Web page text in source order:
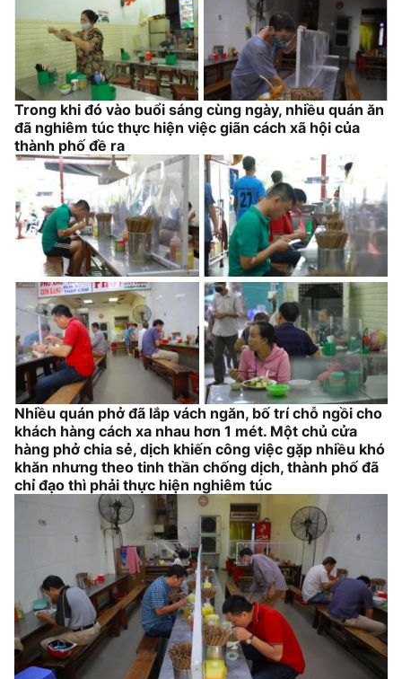
Trong khi đó vào buổi sáng cùng ngày, nhiều quán ăn
đã nghiêm túc thực hiện việc giãn cách xã hội của
thành phố đề ra
Nhiều quán phở đã lắp vách ngăn, bố trí chỗ ngồi cho
khách hàng cách xa nhau hơn 1 mét. Một chủ cửa
hàng phở chia sẻ, dịch khiến công việc gặp nhiều khó
khăn nhưng theo tinh thần chống dịch, thành phố đã
chỉ đạo thì phải thực hiện nghiêm túc